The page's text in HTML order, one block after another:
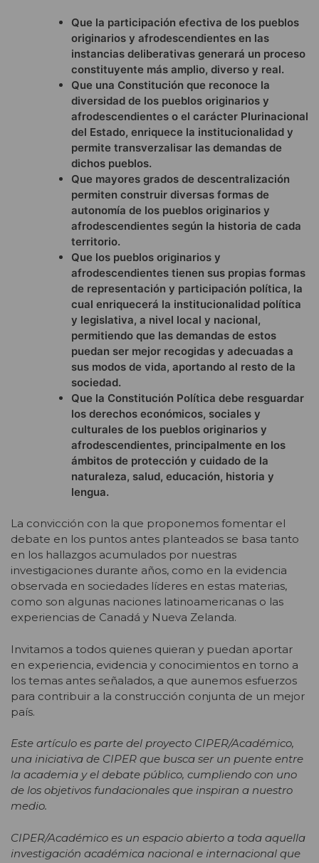
Que la participación efectiva de los pueblos
originarios y afrodescendientes en las
instancias deliberativas generará un proceso
constituyente más amplio, diverso y real.
Que una Constitución que reconoce la
diversidad de los pueblos originarios y
afrodescendientes o el carácter Plurinacional
del Estado, enriquece la institucionalidad y
permite transverzalisar las demandas de
dichos pueblos.
Que mayores grados de descentralización
permiten construir diversas formas de
autonomía de los pueblos originarios y
afrodescendientes según la historia de cada
territorio.
Que los pueblos originarios y
afrodescendientes tienen sus propias formas
de representación y participación política, la
cual enriquecerá la institucionalidad política
y legislativa, a nivel local y nacional,
permitiendo que las demandas de estos
puedan ser mejor recogidas y adecuadas a
sus modos de vida, aportando al resto de la
sociedad.
Que la Constitución Política debe resguardar
los derechos económicos, sociales y
culturales de los pueblos originarios y
afrodescendientes, principalmente en los
ámbitos de protección y cuidado de la
naturaleza, salud, educación, historia y
lengua.
La convicción con la que proponemos fomentar el
debate en los puntos antes planteados se basa tanto
en los hallazgos acumulados por nuestras
investigaciones durante años, como en la evidencia
observada en sociedades líderes en estas materias,
como son algunas naciones latinoamericanas o las
experiencias de Canadá y Nueva Zelanda.
Invitamos a todos quienes quieran y puedan aportar
en experiencia, evidencia y conocimientos en torno a
los temas antes señalados, a que aunemos esfuerzos
para contribuir a la construcción conjunta de un mejor
país.
Este artículo es parte del proyecto CIPER/Académico,
una iniciativa de CIPER que busca ser un puente entre
la academia y el debate público, cumpliendo con uno
de los objetivos fundacionales que inspiran a nuestro
medio.
CIPER/Académico es un espacio abierto a toda aquella
investigación académica nacional e internacional que